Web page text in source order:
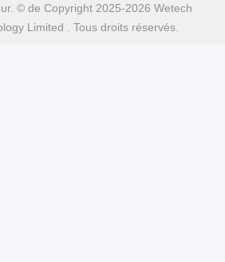
© de Copyright 2025-2026 Wetech
Limited . Tous droits réservés.